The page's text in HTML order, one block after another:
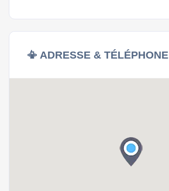
📳 ADRESSE & TÉLÉPHONE